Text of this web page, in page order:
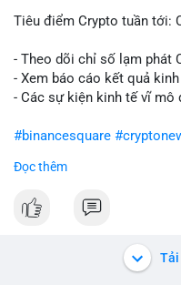
Tiêu điểm Crypto tuần tới:
- Theo dõi chỉ số lạm phát
- Xem báo cáo kết quả
- Các sự kiện kinh tế vĩ mô
#binancesquare
$btc $eth
#vlikevn #titanbot
📰 Nguồn: CoinDesk
Đọc thêm
Tải